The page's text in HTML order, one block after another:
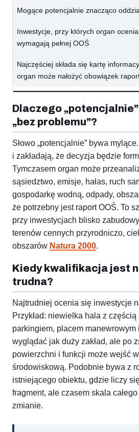
Mogące potencjalnie znacząco
Inwestycje, przy których organ
wymagają pełnej OOŚ
Najczęściej składa się kartę
organ może nałożyć obowiązek
Dlaczego
„bez problemu”?
Słowo „potencjalnie” bywa
i zakładają, że decyzja będzie
Tymczasem organ może
sąsiedztwo, emisje, hałas, ruch
gospodarkę wodną, odpady,
że potrzebny jest raport OOŚ. To
przy inwestycjach blisko
terenów cennych przyrodniczo,
obszarów Natura 2000.
Kiedy kwalifikacja jest
trudna?
Najtrudniej ocenia się inwestycje
Przykład: niewielka hala z
parkingiem, placem manewrowym
wyglądać jak duży zakład, ale po
powierzchni i funkcji może wejść
środowiskową. Podobnie bywa z
istniejącego obiektu, gdzie liczy
fragment, ale czasem skala
zmianie.